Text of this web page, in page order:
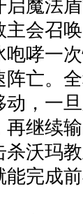
魔法
会召
哮一
亡。
，一
继续
沃玛
完成